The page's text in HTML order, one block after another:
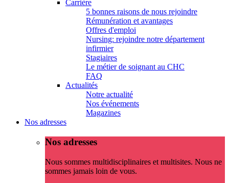
Carrière
5 bonnes raisons de nous rejoindre
Rémunération et avantages
Offres d'emploi
Nursing: rejoindre notre département
infirmier
Stagiaires
Le métier de soignant au CHC
FAQ
Actualités
Notre actualité
Nos événements
Magazines
Nos adresses
Nos adresses
Nous sommes multidisciplinaires et multisites. Nous ne
sommes jamais loin de vous.